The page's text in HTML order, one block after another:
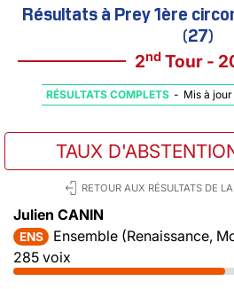
Résultats à Prey 1ère
(27)
2nd Tour -
RÉSULTATS COMPLETS - Mis à
TAUX
RETOUR AUX RÉSULTATS DE
Julien CANIN
ENS
Ensemble (Renaissance,
285 voix